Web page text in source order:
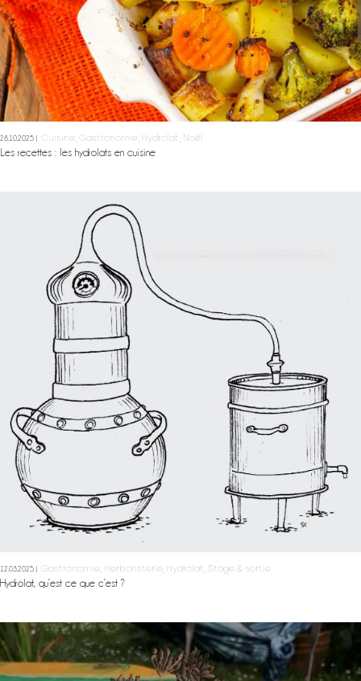
28.10.2025 Cuisine Gastronomie Hydrolat Noël
Les recettes : les hydrolats en cuisine
12.03.2025 Gastronomie Herboristerie Hydrolat Stage & sortie
Hydrolat, qu’est ce que c’est ?
Mon Panier
Se connecter